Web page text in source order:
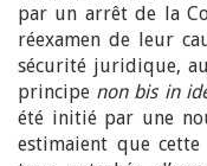
par un arrêt de la
réexamen de leur
sécurité juridique,
principe non bis in
été initié par une
estimaient que